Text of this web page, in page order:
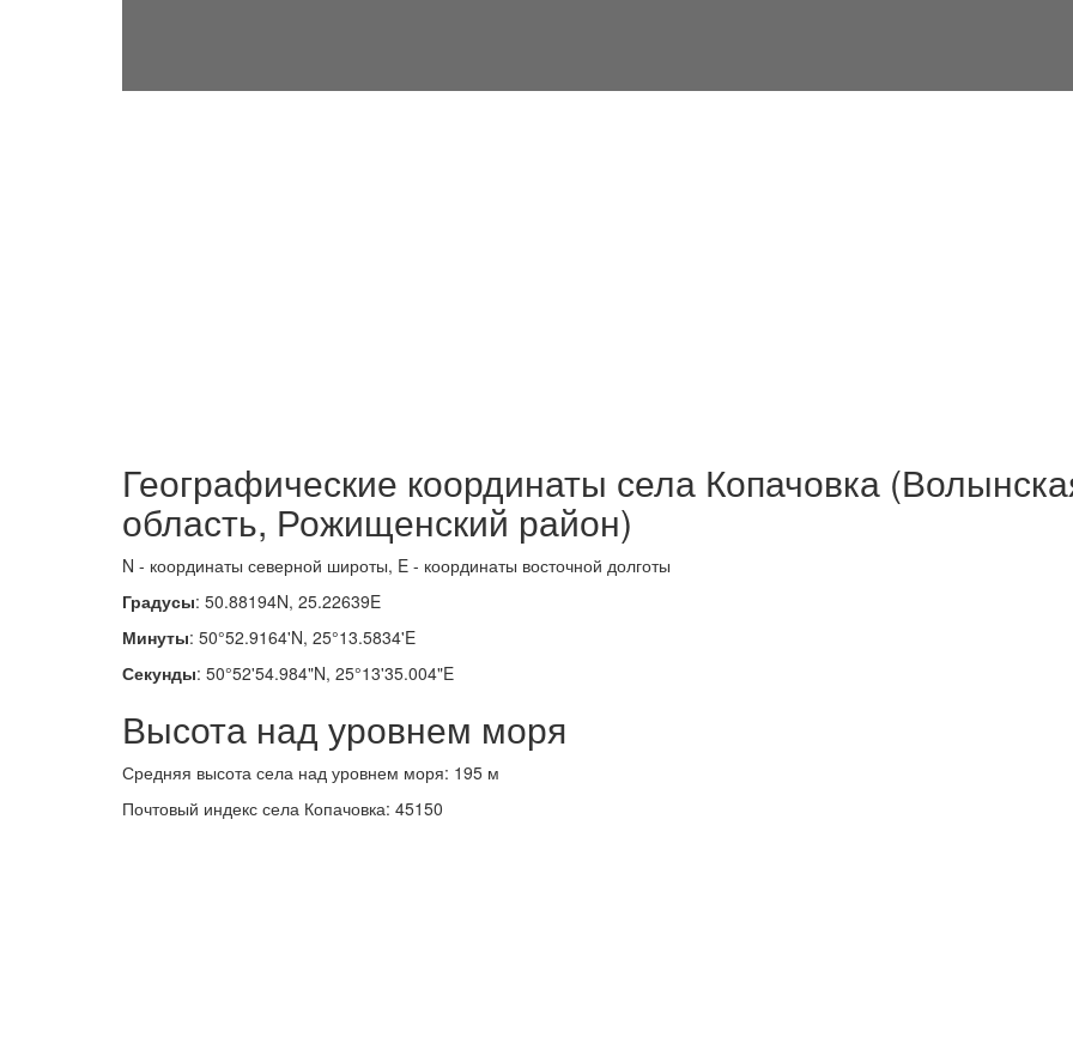
Географические координаты села Копачовка
область, Рожищенский район)
N - координаты северной широты, E - координаты восточной долготы
Градусы: 50.88194N, 25.22639E
Минуты: 50°52.9164'N, 25°13.5834'E
Секунды: 50°52'54.984"N, 25°13'35.004"E
Высота над уровнем моря
Средняя высота села над уровнем моря: 195 м
Почтовый индекс села Копачовка: 45150